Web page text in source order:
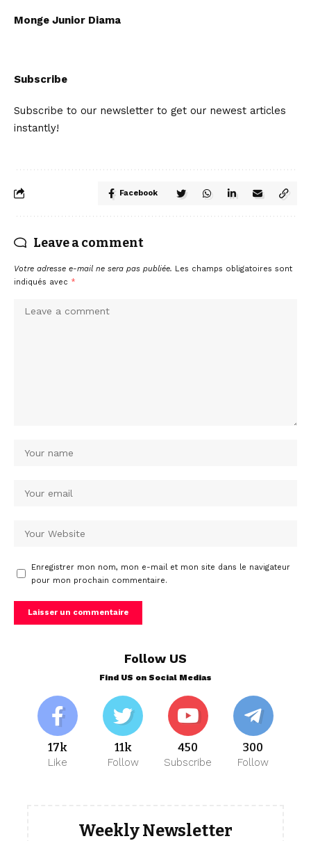
Monge Junior Diama
Subscribe
Subscribe to our newsletter to get our newest articles
instantly!
Facebook
Leave a comment
Votre adresse e-mail ne sera pas publiée. Les champs obligatoires sont
indiqués avec *
Enregistrer mon nom, mon e-mail et mon site dans le navigateur
pour mon prochain commentaire.
Follow US
Find US on Social Medias
17k
Like
11k
Follow
450
Subscribe
300
Follow
Weekly Newsletter